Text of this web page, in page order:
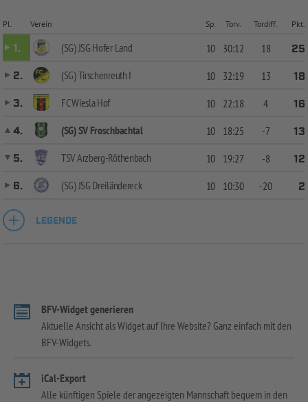
Pl. Verein Sp. Torv. Tordiff. Pkt.
1. (SG) JSG Hofer Land 10 30:12 18
25
2.
(SG) Tirschenreuth I 10 32:19 13
18
3.
FC Wiesla Hof 10 22:18 4
16
4.
(SG) SV Froschbachtal 10 18:25 -7
13
5.
TSV Arzberg-Röthenbach 10 19:27 -8
12
6.
(SG) JSG Dreiländereck 10 10:30 -20 2
LEGENDE
BFV-Widget generieren
Aktuelle Ansicht als Widget auf Ihre Website? Ganz einfach mit den
BFV-Widgets.
iCal-Export
Alle künftigen Spiele der angezeigten Mannschaft bequem in den